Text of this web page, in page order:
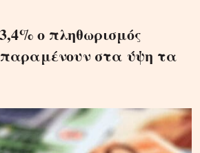
ο πληθωρισμός
παραμένουν στα ύψη τα